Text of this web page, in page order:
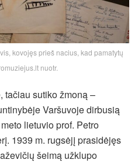
kovojęs prieš nacius, kad pamatytų
nuotr.
tačiau sutiko žmoną –
Varšuvoje dirbusią
lietuvio prof. Petro
1939 m. rugsėjį prasidėjęs
šeimą užklupo